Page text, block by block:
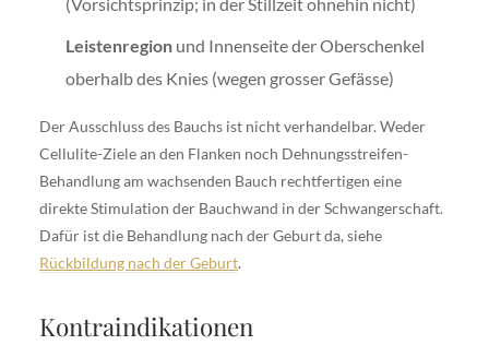
Leistenregion und Innenseite der Oberschenkel
oberhalb des Knies (wegen grosser Gefässe)
Der Ausschluss des Bauchs ist nicht verhandelbar. Weder
Cellulite-Ziele an den Flanken noch Dehnungsstreifen-
Behandlung am wachsenden Bauch rechtfertigen eine
direkte Stimulation der Bauchwand in der Schwangerschaft.
Dafür ist die Behandlung nach der Geburt da, siehe
Rückbildung nach der Geburt.
Kontraindikationen